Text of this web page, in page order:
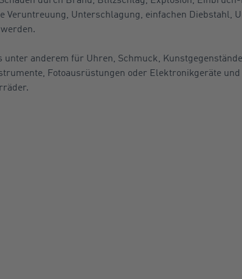
Veruntreuung, Unterschlagung, einfachen Diebstahl,
anderem für Uhren, Schmuck,
Fotoausrüstungen oder Elektronikgeräte